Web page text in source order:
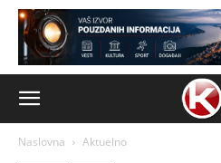
Naslovna Aktuelno